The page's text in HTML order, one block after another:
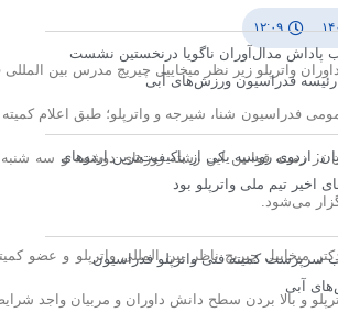
۱۲:۰۹
زیر نظر میخاییل چیریچ مدرس بین المللی فدراسیون ورزش‌های آبی جهان 31
فدراسیون شنا، شیرجه و واترپلو؛ طبق اعلام کمیته
می‌شود.
میخاییل چیریچ ناظر بین المللی واترپلو و عضو
و بالا بردن سطح دانش داوران و مربیان واجد
پاداش مدال‌آوران ناگویا درنخستین نشست
فدراسیون ورزش‌های آبی
اردوی روسیه یکی از باکیفیت‌ترین اردوهای
اخیر تیم ملی واترپلو بود
سرپرست کمیته فنی واترپلو فدراسیون
آبی